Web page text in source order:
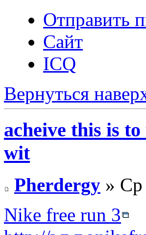
Отправить
Сайт
ICQ
Вернуться
acheive this is
wit
Pherdergy » Ср
Nike free run 3